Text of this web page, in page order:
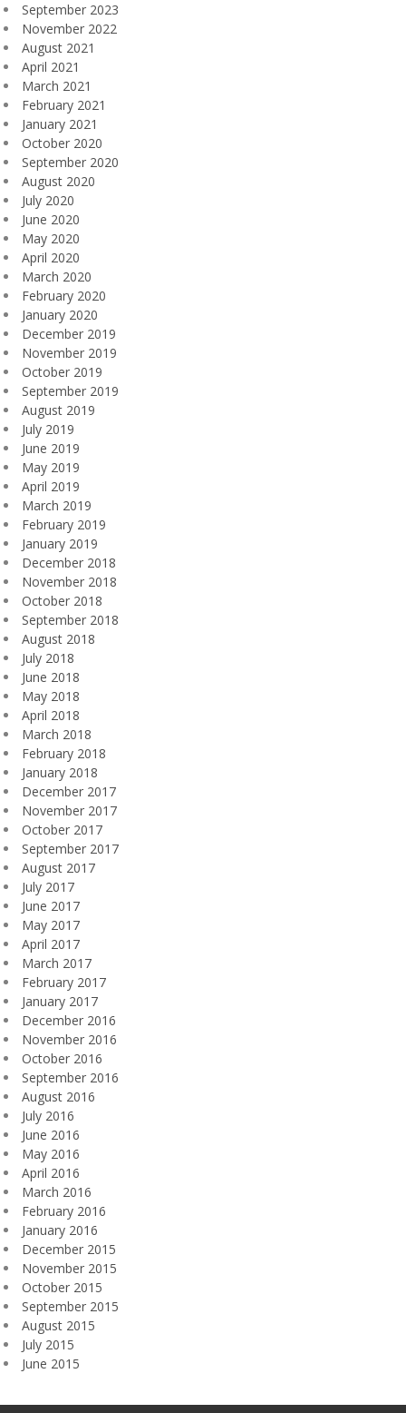
September 2023
November 2022
August 2021
April 2021
March 2021
February 2021
January 2021
October 2020
September 2020
August 2020
July 2020
June 2020
May 2020
April 2020
March 2020
February 2020
January 2020
December 2019
November 2019
October 2019
September 2019
August 2019
July 2019
June 2019
May 2019
April 2019
March 2019
February 2019
January 2019
December 2018
November 2018
October 2018
September 2018
August 2018
July 2018
June 2018
May 2018
April 2018
March 2018
February 2018
January 2018
December 2017
November 2017
October 2017
September 2017
August 2017
July 2017
June 2017
May 2017
April 2017
March 2017
February 2017
January 2017
December 2016
November 2016
October 2016
September 2016
August 2016
July 2016
June 2016
May 2016
April 2016
March 2016
February 2016
January 2016
December 2015
November 2015
October 2015
September 2015
August 2015
July 2015
June 2015